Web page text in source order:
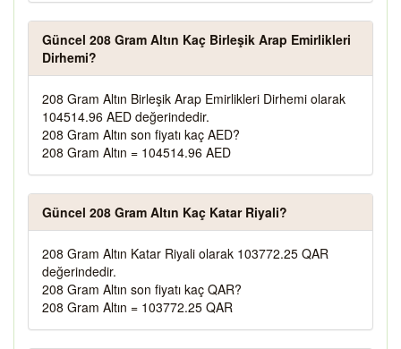
Güncel 208 Gram Altın Kaç Birleşik Arap Emirlikleri
Dirhemi?
208 Gram Altın Birleşik Arap Emirlikleri Dirhemi olarak
104514.96 AED değerindedir.
208 Gram Altın son fiyatı kaç AED?
208 Gram Altın = 104514.96 AED
Güncel 208 Gram Altın Kaç Katar Riyali?
208 Gram Altın Katar Riyali olarak 103772.25 QAR
değerindedir.
208 Gram Altın son fiyatı kaç QAR?
208 Gram Altın = 103772.25 QAR